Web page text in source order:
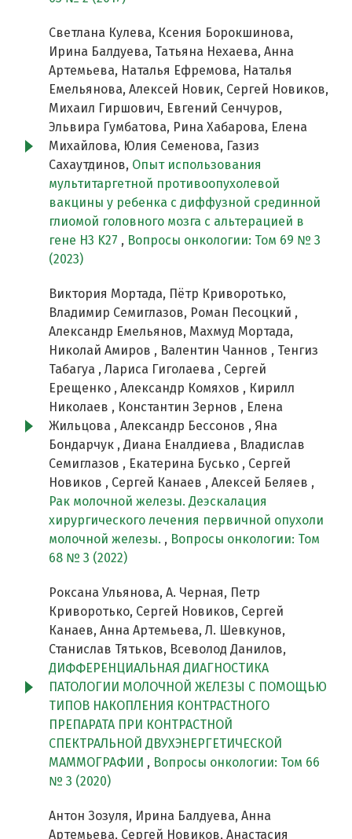
Светлана Кулева, Ксения Борокшинова,
Ирина Балдуева, Татьяна Нехаева, Анна
Артемьева, Наталья Ефремова, Наталья
Емельянова, Алексей Новик, Сергей Новиков,
Михаил Гиршович, Евгений Сенчуров,
Эльвира Гумбатова, Рина Хабарова, Елена
Михайлова, Юлия Семенова, Газиз
Сахаутдинов, Опыт использования
мультитаргетной противоопухолевой
вакцины у ребенка с диффузной срединной
глиомой головного мозга с альтерацией в
гене H3 K27 , Вопросы онкологии: Том 69 № 3
(2023)
Виктория Мортада, Пётр Криворотько,
Владимир Семиглазов, Роман Песоцкий ,
Александр Емельянов, Махмуд Мортада,
Николай Амиров , Валентин Чаннов , Тенгиз
Табагуа , Лариса Гиголаева , Сергей
Ерещенко , Александр Комяхов , Кирилл
Николаев , Константин Зернов , Елена
Жильцова , Александр Бессонов , Яна
Бондарчук , Диана Еналдиева , Владислав
Семиглазов , Екатерина Бусько , Сергей
Новиков , Сергей Канаев , Алексей Беляев ,
Рак молочной железы. Деэскалация
хирургического лечения первичной опухоли
молочной железы. , Вопросы онкологии: Том
68 № 3 (2022)
Роксана Ульянова, А. Черная, Петр
Криворотько, Сергей Новиков, Сергей
Канаев, Анна Артемьева, Л. Шевкунов,
Станислав Тятьков, Всеволод Данилов,
ДИФФЕРЕНЦИАЛЬНАЯ ДИАГНОСТИКА
ПАТОЛОГИИ МОЛОЧНОЙ ЖЕЛЕЗЫ С ПОМОЩЬЮ
ТИПОВ НАКОПЛЕНИЯ КОНТРАСТНОГО
ПРЕПАРАТА ПРИ КОНТРАСТНОЙ
СПЕКТРАЛЬНОЙ ДВУХЭНЕРГЕТИЧЕСКОЙ
МАММОГРАФИИ , Вопросы онкологии: Том 66
№ 3 (2020)
Антон Зозуля, Ирина Балдуева, Анна
Артемьева, Сергей Новиков, Анастасия